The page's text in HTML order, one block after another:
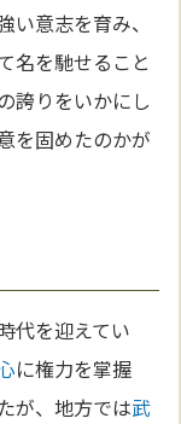
い意志を育み、
名を馳せること
誇りをいかにし
を固めたのかが
代を迎えてい
に権力を掌握
が、地方では武